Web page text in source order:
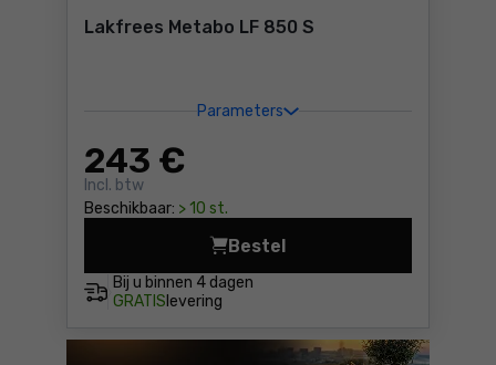
Lakfrees Metabo LF 850 S
Parameters
243 €
Incl. btw
Beschikbaar: > 10 st.
Bij u binnen 4 dagen
GRATIS levering
Bestel
Lakfrees Metabo LF 850 S